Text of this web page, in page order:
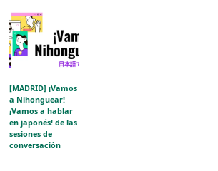
[MADRID] ¡Vamos
a Nihonguear!
¡Vamos a hablar
en japonés! de las
sesiones de
conversación